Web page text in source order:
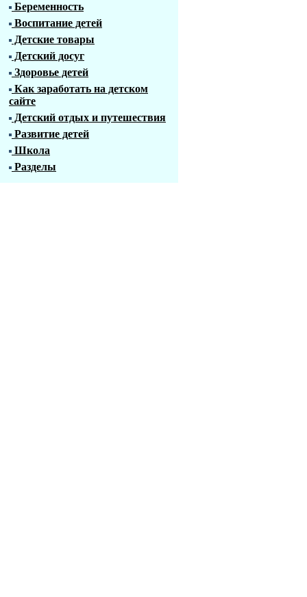
Беременность
Воспитание детей
Детские товары
Детский досуг
Здоровье детей
Как заработать на детском
сайте
Детский отдых и путешествия
Развитие детей
Школа
Разделы